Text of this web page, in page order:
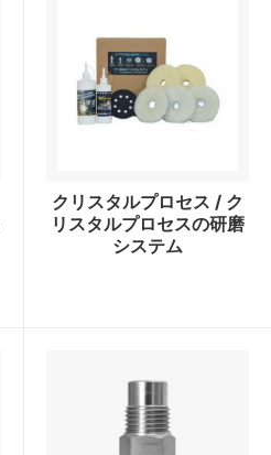
クリスタルプロセス / ク
リスタルプロセスの研磨
システム